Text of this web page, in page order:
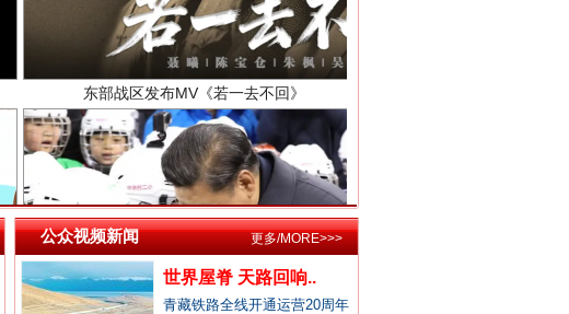
男子献血10年要求免诊查费遭拒
襄阳一村干部超占地建五层楼房
西北大学通报“教师贾某某涉嫌..
郴州市通报烟花零售店燃爆事件
不准学生带手纸入厕？教委回应
湖南卫健委通报“研究生失联”
县委书记在评论区回复网友诉求
居民在农业农村局上厕所遭辱骂
公立医院医生未完成创收被待岗..
总书记与全民健身的故事
公众视频新闻
世界屋脊 天路回响..
青藏铁路全线开通运营20周年
更多/MORE>>>